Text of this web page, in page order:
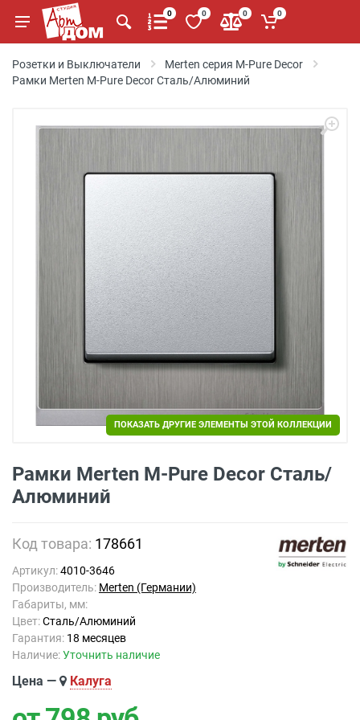
0 0 0 0
Розетки и Выключатели
Merten серия M-Pure Decor
Рамки Merten M-Pure Decor Сталь/Алюминий
ПОКАЗАТЬ ДРУГИЕ ЭЛЕМЕНТЫ ЭТОЙ КОЛЛЕКЦИИ
Рамки Merten M-Pure Decor Сталь/
Алюминий
Код товара: 178661
Артикул:4010-3646
Производитель: Merten (Германии)
Габариты, мм:
Цвет:Сталь/Алюминий
Гарантия: 18 месяцев
Наличие:Уточнить наличие
Цена — Калуга